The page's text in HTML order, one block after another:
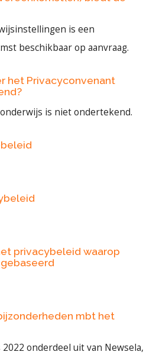
is een
beschikbaar op aanvraag.
het Privacyconvenant
is niet ondertekend.
privacybeleid waarop
mbt het
onderdeel uit van Newsela,